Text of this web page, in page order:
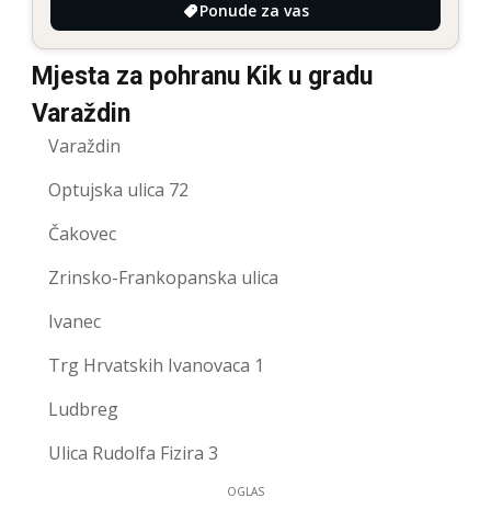
Ponude za vas
Mjesta za pohranu Kik u gradu
Varaždin
Varaždin
Optujska ulica 72
Čakovec
Zrinsko-Frankopanska ulica
Ivanec
Trg Hrvatskih Ivanovaca 1
Ludbreg
Ulica Rudolfa Fizira 3
OGLAS